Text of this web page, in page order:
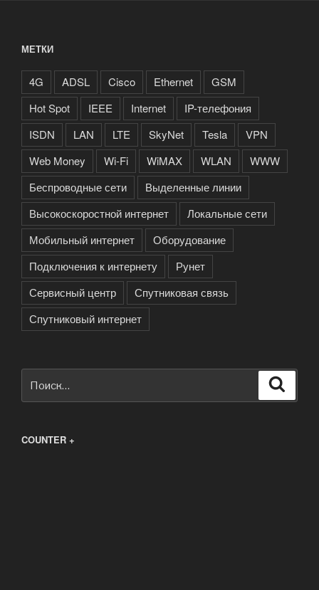
МЕТКИ
4G ADSL Cisco Ethernet
GSM
Hot Spot
IEEE Internet
IP-телефония
ISDN
LAN LTE SkyNet Tesla
VPN
Web Money
Wi-Fi WiMAX WLAN
WWW
Беспроводные сети
Выделенные линии
Высокоскоростной интернет
Локальные сети
Мобильный интернет
Оборудование
Подключения к интернету
Рунет
Сервисный центр
Спутниковая связь
Спутниковый интернет
COUNTER +